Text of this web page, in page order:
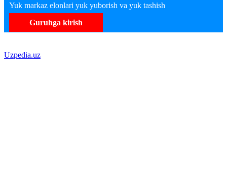
Yuk markaz elonlari yuk yuborish va yuk tashish
Guruhga kirish
Uzpedia.uz